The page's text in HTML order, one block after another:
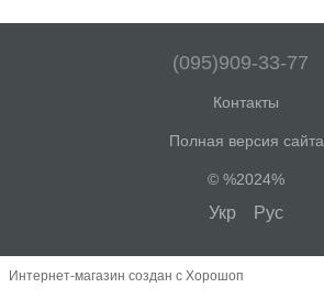
(095)909-33-77
Контакты
Полная версия сайта
© %2024%
Укр Рус
Интернет-магазин создан с Хорошоп